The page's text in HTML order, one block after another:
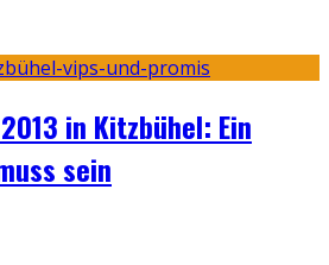
in Kitzbühel: Ein
sein